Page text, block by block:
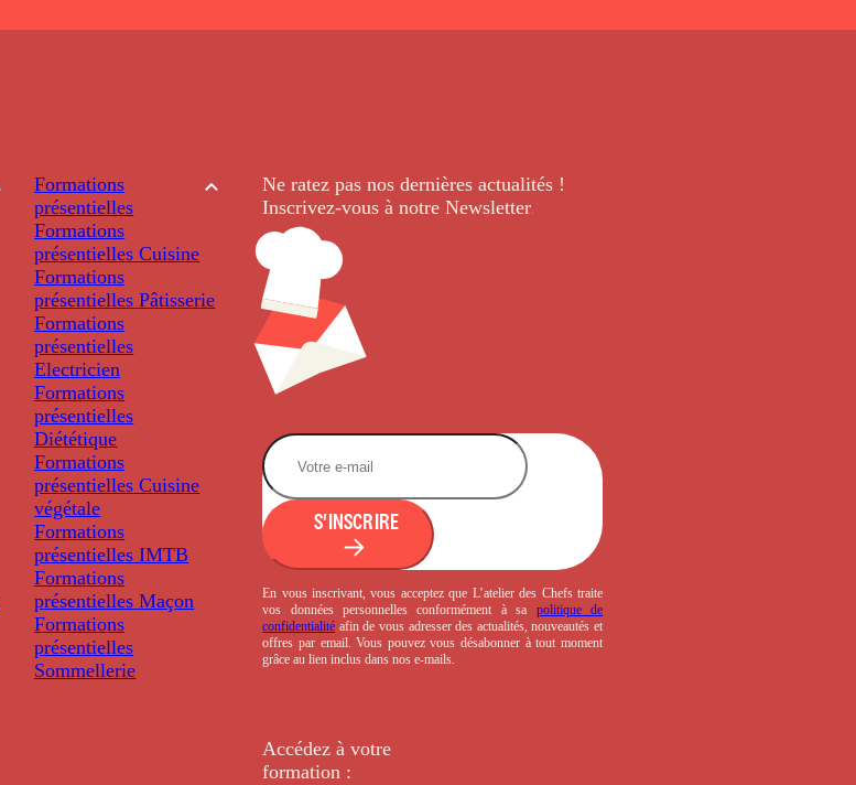
Formations
présentielles
Formations
présentielles Cuisine
Formations
présentielles Pâtisserie
Formations
présentielles
Electricien
Formations
présentielles
Diététique
Formations
présentielles Cuisine
végétale
Formations
présentielles IMTB
Formations
présentielles Maçon
Formations
présentielles
Sommellerie
Ne ratez pas nos dernièresactualités !
Inscrivez-vous à notre Newsletter.
S'INSCRIRE
En vous inscrivant, vous acceptez que L’atelier des Chefs traite
vos données personnelles conformément à sa politique de
confidentialité afin de vous adresser des actualités, nouveautés et
offres par email. Vous pouvez vous désabonner à tout moment
grâce au lien inclus dans nos e-mails.
Accédez à votre
formation :